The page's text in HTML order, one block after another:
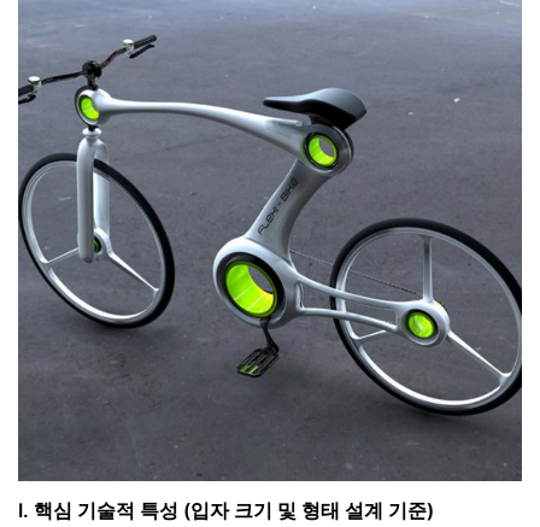
I. 핵심 기술적 특성 (입자 크기 및 형태 설계 기준)